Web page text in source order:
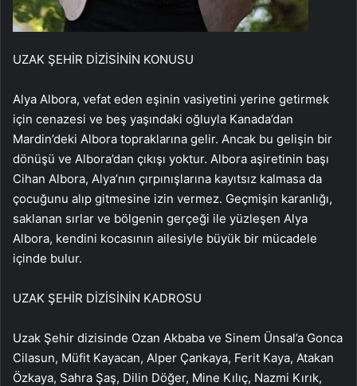
UZAK ŞEHİR DİZİSİNİN KONUSU
Alya Albora, vefat eden eşinin vasiyetini yerine getirmek
için cenazesi ve beş yaşındaki oğluyla Kanada’dan
Mardin’deki Albora topraklarına gelir. Ancak bu gelişin bir
dönüşü ve Albora’dan çıkışı yoktur. Albora aşiretinin başı
Cihan Albora, Alya’nın çırpınışlarına kayıtsız kalmasa da
çocuğunu alıp gitmesine izin vermez. Geçmişin karanlığı,
saklanan sırlar ve bölgenin gerçeği ile yüzleşen Alya
Albora, kendini kocasının ailesiyle büyük bir mücadele
içinde bulur.
UZAK ŞEHİR DİZİSİNİN KADROSU
Uzak Şehir dizisinde Ozan Akbaba ve Sinem Ünsal’a Gonca
Cilasun, Müfit Kayacan, Alper Çankaya, Ferit Kaya, Atakan
Özkaya, Sahra Şaş, Dilin Döğer, Mine Kılıç, Nazmi Kırık,